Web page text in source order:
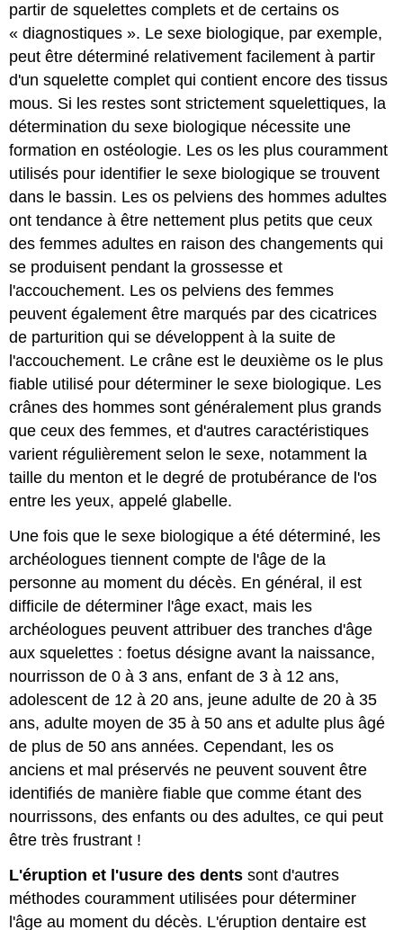
partir de squelettes complets et de certains os
« diagnostiques ». Le sexe biologique, par exemple,
peut être déterminé relativement facilement à partir
d'un squelette complet qui contient encore des tissus
mous. Si les restes sont strictement squelettiques, la
détermination du sexe biologique nécessite une
formation en ostéologie. Les os les plus couramment
utilisés pour identifier le sexe biologique se trouvent
dans le bassin. Les os pelviens des hommes adultes
ont tendance à être nettement plus petits que ceux
des femmes adultes en raison des changements qui
se produisent pendant la grossesse et
l'accouchement. Les os pelviens des femmes
peuvent également être marqués par des cicatrices
de parturition qui se développent à la suite de
l'accouchement. Le crâne est le deuxième os le plus
fiable utilisé pour déterminer le sexe biologique. Les
crânes des hommes sont généralement plus grands
que ceux des femmes, et d'autres caractéristiques
varient régulièrement selon le sexe, notamment la
taille du menton et le degré de protubérance de l'os
entre les yeux, appelé glabelle.
Une fois que le sexe biologique a été déterminé, les
archéologues tiennent compte de l'âge de la
personne au moment du décès. En général, il est
difficile de déterminer l'âge exact, mais les
archéologues peuvent attribuer des tranches d'âge
aux squelettes : foetus désigne avant la naissance,
nourrisson de 0 à 3 ans, enfant de 3 à 12 ans,
adolescent de 12 à 20 ans, jeune adulte de 20 à 35
ans, adulte moyen de 35 à 50 ans et adulte plus âgé
de plus de 50 ans années. Cependant, les os
anciens et mal préservés ne peuvent souvent être
identifiés de manière fiable que comme étant des
nourrissons, des enfants ou des adultes, ce qui peut
être très frustrant !
L'éruption et l'usure des dents sont d'autres
méthodes couramment utilisées pour déterminer
l'âge au moment du décès. L'éruption dentaire est